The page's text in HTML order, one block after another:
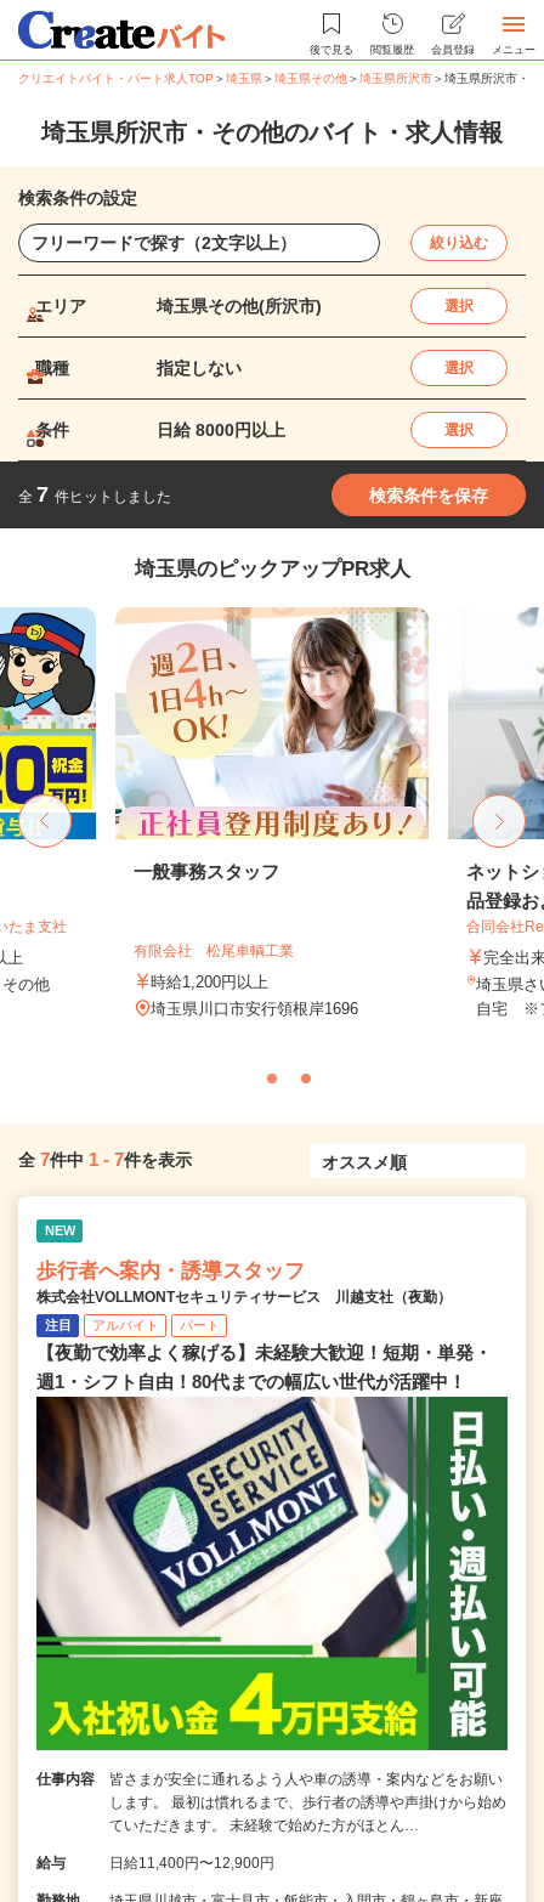
後で見る 閲覧履歴 会員登録 メニュー
クリエイトバイト・パート求人TOP ＞埼玉県＞埼玉県その他＞埼玉県所沢市＞埼玉県所沢市・
埼玉県所沢市・その他のバイト・求人情報
検索条件の設定
絞り込む
エリア 埼玉県その他(所沢市) 選択
職種 指定しない 選択
条件 日給 8000円以上 選択
全 7 件ヒットしました 検索条件を保存
埼玉県のピックアップPR求人
たま支社
上
その他
一般事務スタッフ
有限会社 松尾車輌工業
時給1,200円以上
埼玉県川口市安行領根岸1696
ネットシ
品登録お
合同会社
完全出
埼玉県さ
自宅 ※
全 7件中 1 - 7件を表示
NEW
歩行者へ案内・誘導スタッフ
株式会社VOLLMONTセキュリティサービス 川越支社（夜勤）
注目 アルバイト パート
【夜勤で効率よく稼げる】未経験大歓迎！短期・単発・
週1・シフト自由！80代までの幅広い世代が活躍中！
仕事内容
皆さまが安全に通れるよう人や車の誘導・案内などをお願い
します。 最初は慣れるまで、歩行者の誘導や声掛けから始め
ていただきます。 未経験で始めた方がほとん…
給与 日給11,400円〜12,900円